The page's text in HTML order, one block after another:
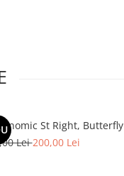
St Right, Butterfly
Lei200,00 Lei